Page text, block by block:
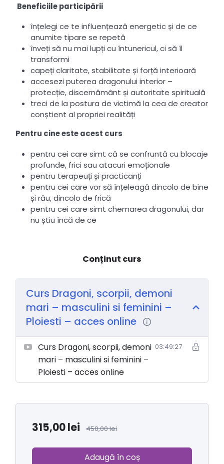
Beneficiile participării
înțelegi ce te influențează energetic și de ce
anumite tipare se repetă
înveți să nu mai lupți cu întunericul, ci să îl
transformi
capeți claritate, stabilitate și forță interioară
accesezi puterea dragonului interior –
protecție, discernământ și autoritate spirituală
treci de la postura de victimă la cea de creator
conștient al propriei realități
Pentru cine este acest curs
pentru cei care simt că se confruntă cu blocaje
profunde, frici sau atacuri emoționale
pentru terapeuți și practicanți
pentru cei care vor să înțeleagă dincolo de bine
și rău, dincolo de frică
pentru cei care simt chemarea dragonului, dar
nu știu încă de ce
Conținut curs
Curs Dragoni, scorpii, demoni
mari – masculini si feminini –
Ploiesti – acces online
Curs Dragoni, scorpii, demoni
mari – masculini si feminini –
Ploiesti – acces online
03:49:27
315,00lei 450,00lei
Adaugă în coș